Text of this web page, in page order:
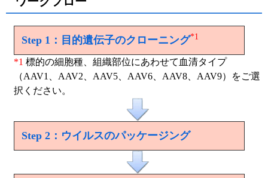
Step 1：目的遺伝子のクローニング*1
*1 標的の細胞種、組織部位にあわせて血清タイプ
（AAV1、AAV2、AAV5、AAV6、AAV8、AAV9）をご選
択ください。
Step 2：ウイルスのパッケージング